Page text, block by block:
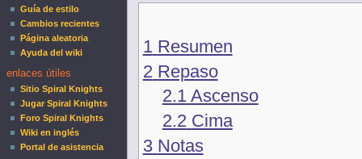
1 Resumen
2 Repaso
2.1 Ascenso
2.2 Cima
3 Notas
Guía de estilo
Cambios recientes
Página aleatoria
Ayuda del wiki
enlaces útiles
Sitio Spiral Knights
Jugar Spiral Knights
Foro Spiral Knights
Wiki en inglés
Portal de asistencia